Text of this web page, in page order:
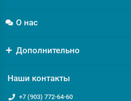
О нас
Дополнительно
Наши контакты
+7 (903) 772-64-60